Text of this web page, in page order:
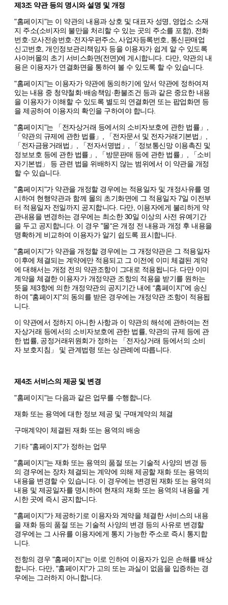
제3조 약관 등의 명시와 설명 및 개정
"홈페이지"는 이 약관의 내용과 상호 및 대표자 성명, 영업소 소재
지 주소(소비자의 불만을 처리할 수 있는 곳의 주소를 포함), 전화
번호·모사전송번호·전자우편주소, 사업자등록번호, 통신판매업
신고번호, 개인정보관리책임자 등을 이용자가 쉽게 알 수 있도록
사이버몰의 초기 서비스화면(전면)에 게시합니다. 다만, 약관의 내
용은 이용자가 연결화면을 통하여 볼 수 있도록 할 수 있습니다.
"홈페이지"는 이용자가 약관에 동의하기에 앞서 약관에 정하여져
있는 내용 중 청약철회·배송책임·환불조건 등과 같은 중요한 내용
을 이용자가 이해할 수 있도록 별도의 연결화면 또는 팝업화면 등
을 제공하여 이용자의 확인을 구하여야 합니다.
"홈페이지"는 「전자상거래 등에서의 소비자보호에 관한 법률」,
「약관의 규제에 관한 법률」, 「전자문서 및 전자거래기본법」,
「전자금융거래법」, 「전자서명법」, 「정보통신망 이용촉진 및
정보보호 등에 관한 법률」, 「방문판매 등에 관한 법률」, 「소비
자기본법」 등 관련 법을 위배하지 않는 범위에서 이 약관을 개정
할 수 있습니다.
"홈페이지"가 약관을 개정할 경우에는 적용일자 및 개정사유를 명
시하여 현행약관과 함께 몰의 초기화면에 그 적용일자 7일 이전부
터 적용일자 전일까지 공지합니다. 다만, 이용자에게 불리하게 약
관내용을 변경하는 경우에는 최소한 30일 이상의 사전 유예기간
을 두고 공지합니다. 이 경우 "몰“은 개정 전 내용과 개정 후 내용을
명확하게 비교하여 이용자가 알기 쉽도록 표시합니다.
"홈페이지"가 약관을 개정할 경우에는 그 개정약관은 그 적용일자
이후에 체결되는 계약에만 적용되고 그 이전에 이미 체결된 계약
에 대해서는 개정 전의 약관조항이 그대로 적용됩니다. 다만 이미
계약을 체결한 이용자가 개정약관 조항의 적용을 받기를 원하는
뜻을 제3항에 의한 개정약관의 공지기간 내에 “홈페이지”에 송신
하여 "홈페이지"의 동의를 받은 경우에는 개정약관 조항이 적용됩
니다.
이 약관에서 정하지 아니한 사항과 이 약관의 해석에 관하여는 전
자상거래 등에서의 소비자보호에 관한 법률, 약관의 규제 등에 관
한 법률, 공정거래위원회가 정하는 「전자상거래 등에서의 소비
자 보호지침」 및 관계법령 또는 상관례에 따릅니다.
제4조 서비스의 제공 및 변경
"홈페이지"는 다음과 같은 업무를 수행합니다.
재화 또는 용역에 대한 정보 제공 및 구매계약의 체결
구매계약이 체결된 재화 또는 용역의 배송
기타 "홈페이지"가 정하는 업무
"홈페이지"는 재화 또는 용역의 품절 또는 기술적 사양의 변경 등
의 경우에는 장차 체결되는 계약에 의해 제공할 재화 또는 용역의
내용을 변경할 수 있습니다. 이 경우에는 변경된 재화 또는 용역의
내용 및 제공일자를 명시하여 현재의 재화 또는 용역의 내용을 게
시한 곳에 즉시 공지합니다.
"홈페이지"가 제공하기로 이용자와 계약을 체결한 서비스의 내용
을 재화 등의 품절 또는 기술적 사양의 변경 등의 사유로 변경할
경우에는 그 사유를 이용자에게 통지 가능한 주소로 즉시 통지합
니다.
전항의 경우 "홈페이지"는 이로 인하여 이용자가 입은 손해를 배상
합니다. 다만, "홈페이지"가 고의 또는 과실이 없음을 입증하는 경
우에는 그러하지 아니합니다.